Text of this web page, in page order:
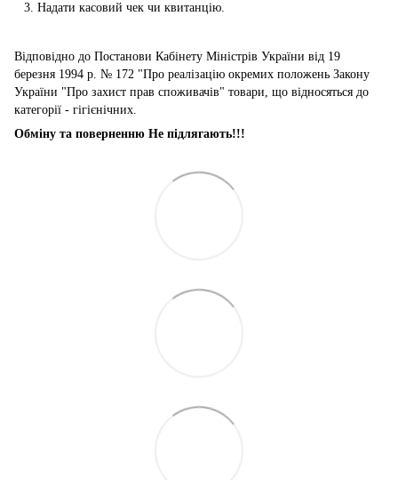
Надати касовий чек чи квитанцію.
Відповідно до Постанови Кабінету Міністрів України від 19
березня 1994 р. № 172 "Про реалізацію окремих положень Закону
України "Про захист прав споживачів" товари, що відносяться до
категорії - гігієнічних.
Обміну та поверненню Не підлягають!!!